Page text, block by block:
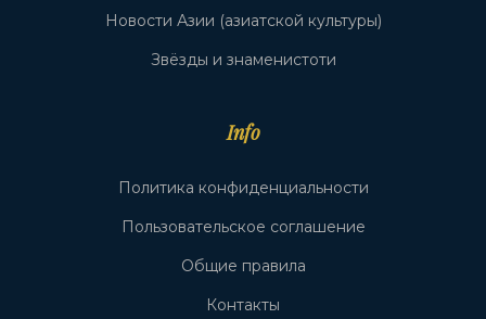
Новости Азии (азиатской культуры)
Звёзды и знаменистоти
Info
Политика конфиденциальности
Пользовательское соглашение
Общие правила
Контакты